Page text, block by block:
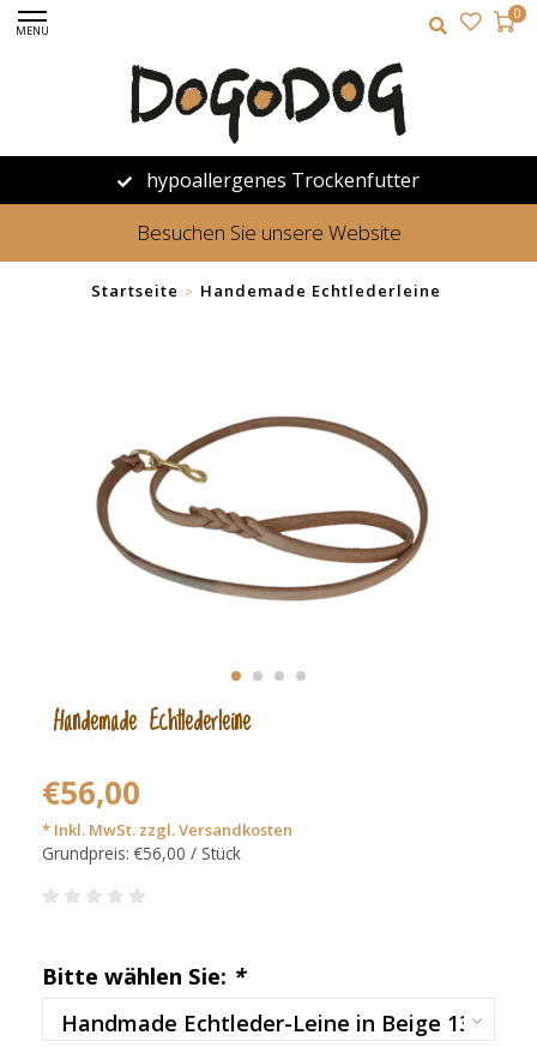
MENU
0
hypoallergenes Trockenfutter
Besuchen Sie unsere Website
Startseite > Handemade Echtlederleine
Handemade Echtlederleine
€56,00
* Inkl. MwSt. zzgl.Versandkosten
Grundpreis: €56,00 / Stück
Bitte wählen Sie: *